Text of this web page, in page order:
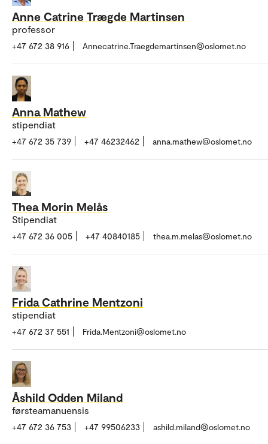
Anne Catrine Trægde Martinsen
professor
+47 672 38 916 Annecatrine.Traegdemartinsen@oslomet.no
Anna Mathew
stipendiat
+47 672 35 739 +47 46232462 anna.mathew@oslomet.no
Thea Morin Melås
Stipendiat
+47 672 36 005 +47 40840185 thea.m.melas@oslomet.no
Frida Cathrine Mentzoni
stipendiat
+47 672 37 551 Frida.Mentzoni@oslomet.no
Åshild Odden Miland
førsteamanuensis
+47 672 36 753 +47 99506233 ashild.miland@oslomet.no